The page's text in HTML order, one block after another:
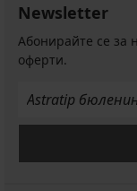
Newsletter
Абонирайте се за
оферти.